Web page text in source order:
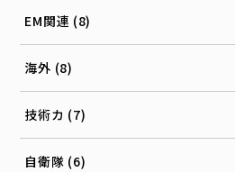
EM関連 (8)
海外 (8)
技術カ (7)
自衛隊 (6)